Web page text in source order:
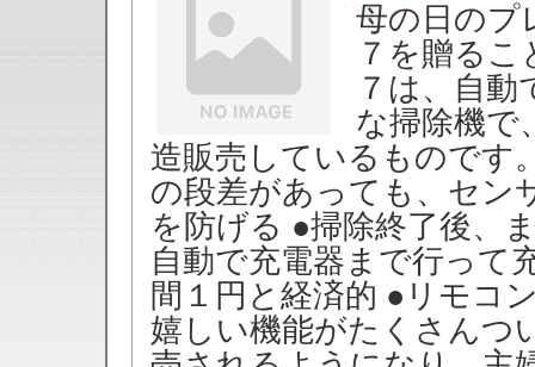
母の日のプ
７を贈る
７は、自
な掃除機で
造販売しているものです
の段差があっても、セン
を防げる ●掃除終了後、
自動で充電器まで行って
間１円と経済的 ●リモコ
嬉しい機能がたくさんつ